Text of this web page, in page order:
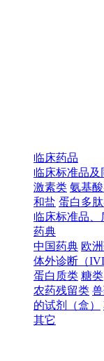
临床药品
临床标准品及
激素类 氨基
和盐 蛋白多
临床标准品、
药典
中国药典 欧
体外诊断（
蛋白质类 糖类
农药残留类
的试剂（盒）
其它